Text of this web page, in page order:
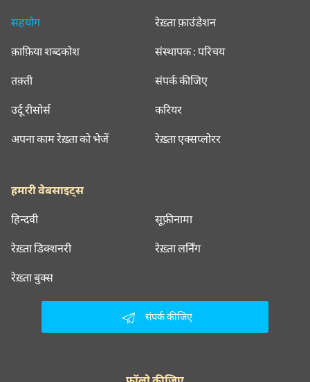
सहयोग
क़ाफ़िया शब्दकोश
तक़्ती
उर्दू रीसोर्स
अपना काम रेख़्ता को भेजें
रेख़्ता फ़ाउंडेशन
संस्थापक : परिचय
संपर्क कीजिए
करियर
रेख़्ता एक्सप्लोरर
हमारी वेबसाइट्स
हिन्दवी सूफ़ीनामा
रेख़्ता डिक्शनरी रेख़्ता लर्निंग
रेख़्ता बुक्स
संपर्क कीजिए